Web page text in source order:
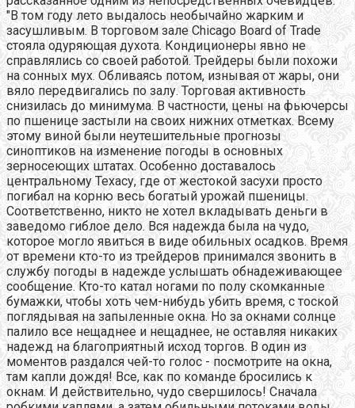
"В том году лето выдалось необычайно жарким и
засушливым. В торговом зале Chicago Board of Trade
стояла одуряющая духота. Кондиционеры явно не
справлялись со своей работой. Трейдеры были похожи
на сонных мух. Обливаясь потом, изнывая от жары, они
вяло передвигались по залу. Торговая активность
снизилась до минимума. В частности, цены на фьючерсы
по пшенице застыли на своих нижних отметках. Всему
этому виной были неутешительные прогнозы
синоптиков на изменение погоды в основных
зерносеющих штатах. Особенно доставалось
центральному Техасу, где от жестокой засухи просто
погибал на корню весь богатый урожай пшеницы.
Соответственно, никто не хотел вкладывать деньги в
заведомо гиблое дело. Вся надежда была на чудо,
которое могло явиться в виде обильных осадков. Время
от времени кто-то из трейдеров принимался звонить в
службу погоды в надежде услышать обнадеживающее
сообщение. Кто-то катал ногами по полу скомканные
бумажки, чтобы хоть чем-нибудь убить время, с тоской
поглядывая на запыленные окна. Но за окнами солнце
палило все нещаднее и нещаднее, не оставляя никаких
надежд на благоприятный исход торгов. В один из
моментов раздался чей-то голос - посмотрите на окна,
там капли дождя! Все, как по команде бросились к
окнам. И действительно, чудо свершилось! Сначала